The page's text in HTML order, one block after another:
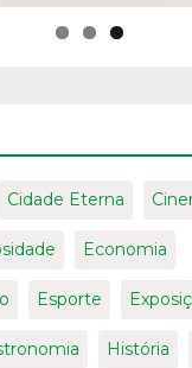
Cidade Eterna
Economia
Esporte
História